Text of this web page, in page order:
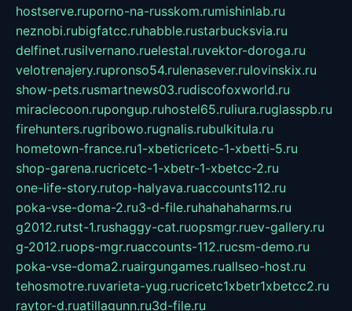
hostserve.ruporno-na-russkom.rumishinlab.ru
neznobi.rubigfatcc.ruhabble.rustarbucksvia.ru
delfinet.rusilvernano.ruelestal.ruvektor-doroga.ru
velotrenajery.rupronso54.rulenasever.rulovinskix.ru
show-pets.rusmartnews03.rudiscofoxworld.ru
miraclecoon.rupongup.ruhostel65.ruliura.ruglasspb.ru
firehunters.rugribowo.rugnalis.rubulkitula.ru
hometown-france.ru1-xbeticricetc-1-xbetti-5.ru
shop-garena.rucricetc-1-xbetr-1-xbetcc-2.ru
one-life-story.rutop-halyava.ruaccounts112.ru
poka-vse-doma-2.ru3-d-file.ruhahahaharms.ru
g2012.rutst-1.rushaggy-cat.ruopsmgr.ruev-gallery.ru
g-2012.ruops-mgr.ruaccounts-112.rucsm-demo.ru
poka-vse-doma2.ruairgungames.ruallseo-host.ru
tehosmotre.ruvarieta-yug.rucricetc1xbetr1xbetcc2.ru
raytor-d.ruatillagunn.ru3d-file.ru